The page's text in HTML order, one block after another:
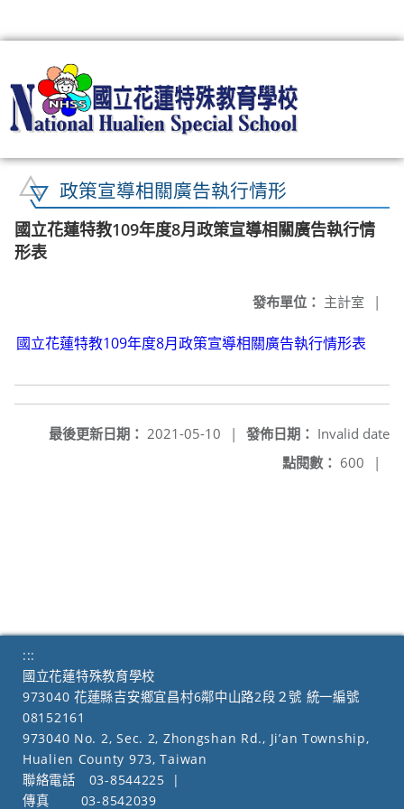
政策宣導相關廣告執行情形
國立花蓮特教109年度8月政策宣導相關廣告執行情
形表
發布單位： 主計室 |
國立花蓮特教109年度8月政策宣導相關廣告執行情形表
發佈日期： Invalid date
最後更新日期： 2021-05-10
|
點閱數： 600 |
:::
國立花蓮特殊教育學校
973040 花蓮縣吉安鄉宜昌村6鄰中山路2段２號 統一編號
08152161
973040 No. 2, Sec. 2, Zhongshan Rd., Ji’an Township,
Hualien County 973, Taiwan
聯絡電話
03-8544225
|
傳真
03-8542039